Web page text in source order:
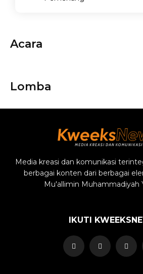
Acara
Lomba
Media kreasi dan komunikasi
berbagai konten dari berbagai
Mu'allimin Muhammadiyah
IKUTI